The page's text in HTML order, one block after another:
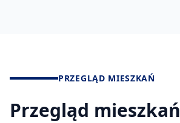
PRZEGLĄD MIESZKAŃ
Przegląd mieszkań